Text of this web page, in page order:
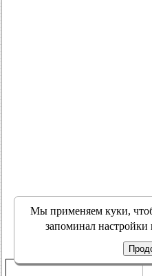
Мы применяем куки,
запоминал настройки